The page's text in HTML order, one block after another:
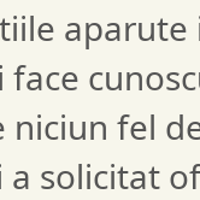
face
niciun fel
solicitat